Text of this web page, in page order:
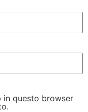
in questo browser